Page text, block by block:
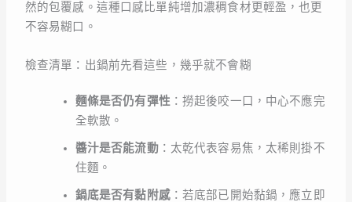
然的包覆感。這種口感比單純增加濃稠食材更輕盈，也更
不容易糊口。
檢查清單：出鍋前先看這些，幾乎就不會糊
麵條是否仍有彈性 ：撈起後咬一口，中心不應完
全軟散。
醬汁是否能流動：太乾代表容易焦，太稀則掛不
住麵。
鍋底是否有黏附感：若底部已開始黏鍋，應立即